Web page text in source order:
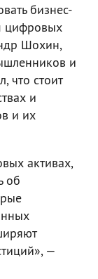
бизнес-
цифровых
Шохин,
и
что стоит
и
и их
активах,
об
—